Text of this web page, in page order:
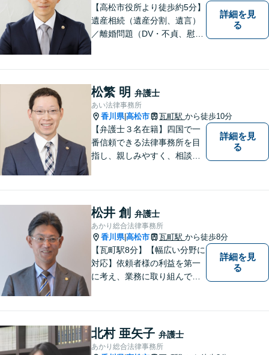
【高松市役所より徒歩約5分】
遺産相続（遺産分割、遺言）
／離婚問題（DV・不貞、慰謝
高いリーガルサービスをご提
供します。
詳細を見
る
松繁 明 弁護士
あい法律事務所
香川県|高松市 瓦町駅 から徒歩10分
【弁護士３名在籍】四国で一
番信頼できる法律事務所を目
指し、親しみやすく、相談し
詳細を見
る
松井 創 弁護士
あかり総合法律事務所
香川県|高松市 瓦町駅 から徒歩8分
【瓦町駅8分】【幅広い分野に
対応】依頼者様の利益を第一
に考え、業務に取り組んでお
事件・交通事故・不動産問題
など幅広く対応。即日対応も
詳細を見
る
北村 亜矢子 弁護士
あかり総合法律事務所